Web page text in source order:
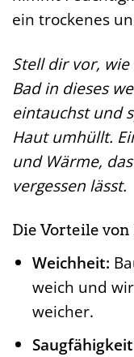
ein trockenes
Stell dir vor,
Bad in dieses
eintauchst und
Haut umhüllt.
und Wärme,
vergessen lässt.
Die Vorteile
Weichheit:
weich und
weicher.